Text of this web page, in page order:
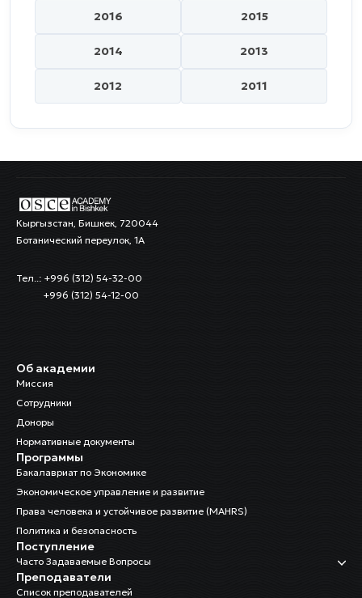
2016 2015
2014 2013
2012 2011
Кыргызстан, Бишкек, 720044
Ботанический переулок, 1А
Тел..: +996 (312) 54-32-00
+996 (312) 54-12-00
Об академии
Миссия
Сотрудники
Доноры
Нормативные документы
Программы
Бакалавриат по Экономике
Экономическое управление и развитие
Права человека и устойчивое развитие (MAHRS)
Политика и безопасность
Поступление
Часто Задаваемые Вопросы
Преподаватели
Список преподавателей